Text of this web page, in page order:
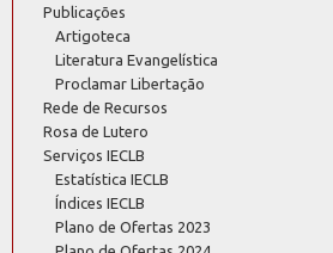
Publicações
Artigoteca
Literatura Evangelística
Proclamar Libertação
Rede de Recursos
Rosa de Lutero
Serviços IECLB
Estatística IECLB
Índices IECLB
Plano de Ofertas 2023